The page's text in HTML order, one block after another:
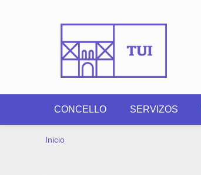
CONCELLO SERVIZOS
VOSTEDE ESTÁ AQUÍ
Inicio